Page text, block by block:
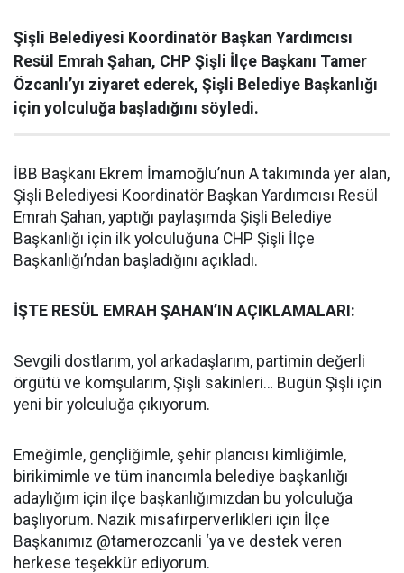
Şişli Belediyesi Koordinatör Başkan Yardımcısı
Resül Emrah Şahan, CHP Şişli İlçe Başkanı Tamer
Özcanlı’yı ziyaret ederek, Şişli Belediye Başkanlığı
için yolculuğa başladığını söyledi.
İBB Başkanı Ekrem İmamoğlu’nun A takımında yer alan,
Şişli Belediyesi Koordinatör Başkan Yardımcısı Resül
Emrah Şahan, yaptığı paylaşımda Şişli Belediye
Başkanlığı için ilk yolculuğuna CHP Şişli İlçe
Başkanlığı’ndan başladığını açıkladı.
İŞTE RESÜL EMRAH ŞAHAN’IN AÇIKLAMALARI:
Sevgili dostlarım, yol arkadaşlarım, partimin değerli
örgütü ve komşularım, Şişli sakinleri… Bugün Şişli için
yeni bir yolculuğa çıkıyorum.
Emeğimle, gençliğimle, şehir plancısı kimliğimle,
birikimimle ve tüm inancımla belediye başkanlığı
adaylığım için ilçe başkanlığımızdan bu yolculuğa
başlıyorum. Nazik misafirperverlikleri için İlçe
Başkanımız @tamerozcanli ‘ya ve destek veren
herkese teşekkür ediyorum.